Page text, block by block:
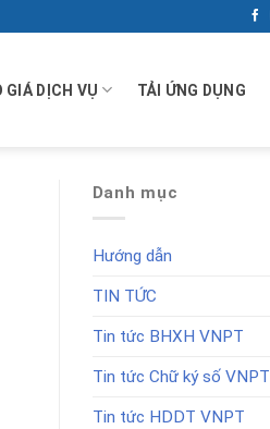
GIÁ DỊCH VỤ TẢI ỨNG DỤNG
Danh mục
Hướng dẫn
TIN TỨC
Tin tức BHXH VNPT
Tin tức Chữ ký số VNPT
Tin tức HDDT VNPT